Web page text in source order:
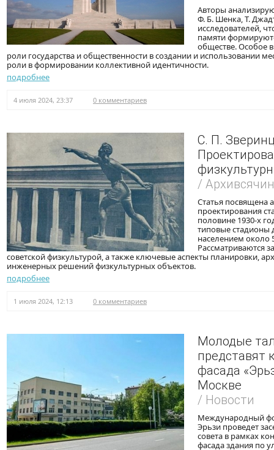
Авторы
Ф. Б. Шенка, Т.
исследователей,
памяти
обществе. Особое
роли государства и общественности в создании и использовании
роли в формировании коллективной идентичности.
подробнее
4 июля 2024, 23:37 0 комментариев
С. П.
/
Статья посвящена
проектирования
половине 1930-х
типовые стадионы
населением около
Рассматриваются
советской физкультурой, а также ключевые аспекты планировки,
инженерных решений физкультурных объектов.
подробнее
1 июля 2024, 12:13 0 комментариев
Молодые
представят
фасада
Москве
/ Новости
Международный
Эрьзи проведет
совета в рамках
фасада здания по